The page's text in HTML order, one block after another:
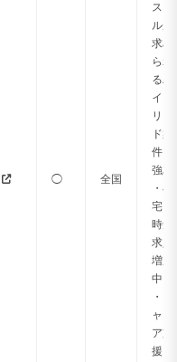
◯ 全国
スキ
ルが
求め
られ
るハ
イブ
リッ
ド案
件に
強み
・在
宅・
時短
求人
増加
中
・キ
ャリ
ア支
援・